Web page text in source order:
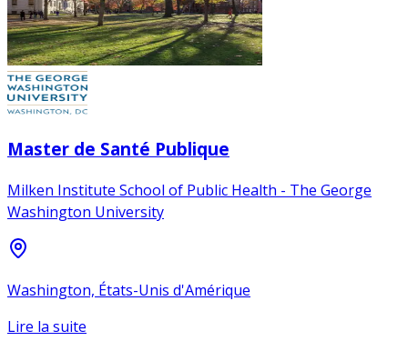
Master de Santé Publique
Milken Institute School of Public Health - The George
Washington University
Washington, États-Unis d'Amérique
Lire la suite